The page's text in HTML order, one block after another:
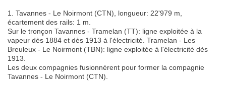
1. Tavannes - Le Noirmont (CTN), longueur: 22'979 m,
écartement des rails: 1 m.
Sur le tronçon Tavannes - Tramelan (TT): ligne exploitée à la
vapeur dès 1884 et dès 1913 à l'électricité. Tramelan - Les
Breuleux - Le Noirmont (TBN): ligne exploitée à l'électricité dès
1913.
Les deux compagnies fusionnèrent pour former la compagnie
Tavannes - Le Noirmont (CTN).